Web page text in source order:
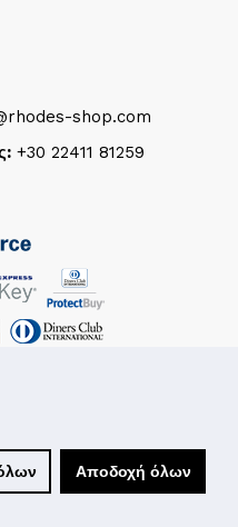
shop.com
+30 22411 81259
Αποδοχή όλων